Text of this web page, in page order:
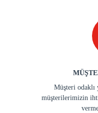
Müşteri odaklı
müşterilerimizin